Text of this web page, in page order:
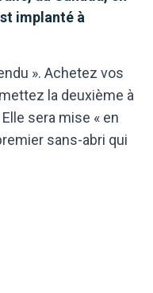
implanté à
». Achetez vos
la deuxième à
sera mise « en
sans-abri qui